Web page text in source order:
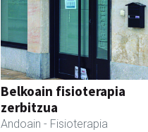
Belkoain fisioterapia
zerbitzua
Andoain - Fisioterapia